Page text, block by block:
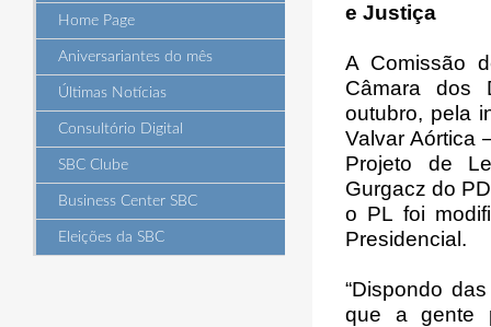
Home Page
Aniversariantes do mês
Últimas Notícias
Consultório Digital
SBC Clube
Business Center SBC
Eleições da SBC
e Justiça
A Comissão
Câmara dos
outubro, pela
Valvar Aórtica
Projeto de
Gurgacz do
o PL foi
Presidencial.
“Dispondo
que a gente